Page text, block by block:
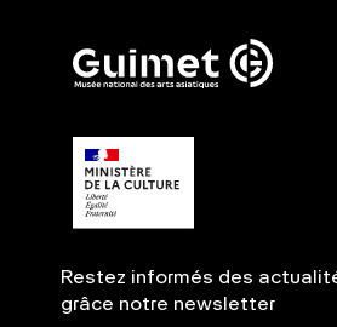
Restez informés des
grâce notre newsletter